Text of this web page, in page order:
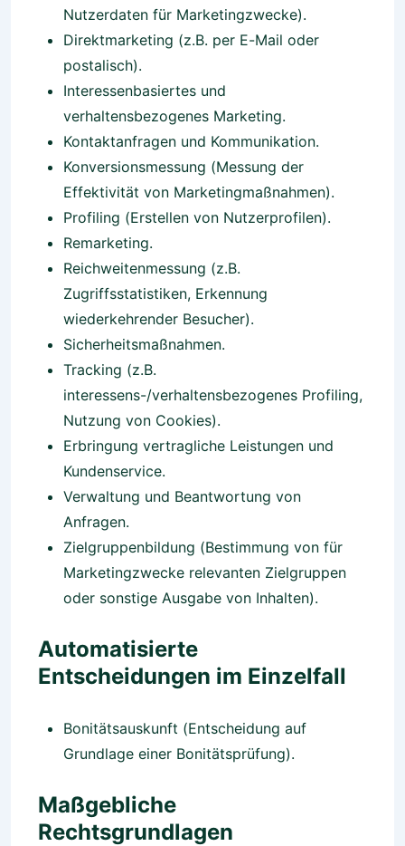
Nutzerdaten für Marketingzwecke).
Direktmarketing (z.B. per E-Mail oder
postalisch).
Interessenbasiertes und
verhaltensbezogenes Marketing.
Kontaktanfragen und Kommunikation.
Konversionsmessung (Messung der
Effektivität von Marketingmaßnahmen).
Profiling (Erstellen von Nutzerprofilen).
Remarketing.
Reichweitenmessung (z.B.
Zugriffsstatistiken, Erkennung
wiederkehrender Besucher).
Sicherheitsmaßnahmen.
Tracking (z.B.
interessens-/verhaltensbezogenes Profiling,
Nutzung von Cookies).
Erbringung vertragliche Leistungen und
Kundenservice.
Verwaltung und Beantwortung von
Anfragen.
Zielgruppenbildung (Bestimmung von für
Marketingzwecke relevanten Zielgruppen
oder sonstige Ausgabe von Inhalten).
Automatisierte
Entscheidungen im Einzelfall
Bonitätsauskunft (Entscheidung auf
Grundlage einer Bonitätsprüfung).
Maßgebliche
Rechtsgrundlagen